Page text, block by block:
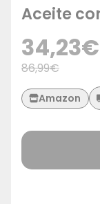
Aceite
Digital
Limpiar,
Watts,
34,23€
86,99€
Amazon